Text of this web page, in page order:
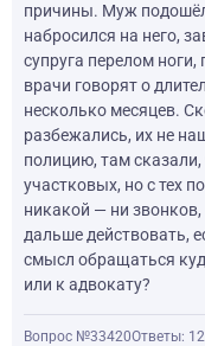
причины. Муж
набросился на него,
супруга перелом
врачи говорят о
несколько месяцев.
разбежались, их не
полицию, там
участковых, но с тех
никакой — ни
дальше действовать,
смысл обращаться
или к адвокату?
Вопрос №33420Ответы: 1